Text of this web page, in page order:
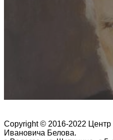
Copyright © 2016-2022 Центр
Ивановича Белова.